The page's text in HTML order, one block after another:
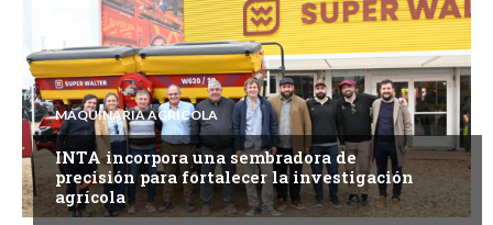
MAQUINARIA AGRÍCOLA
INTA incorpora una sembradora de
precisión para fortalecer la investigación
agrícola